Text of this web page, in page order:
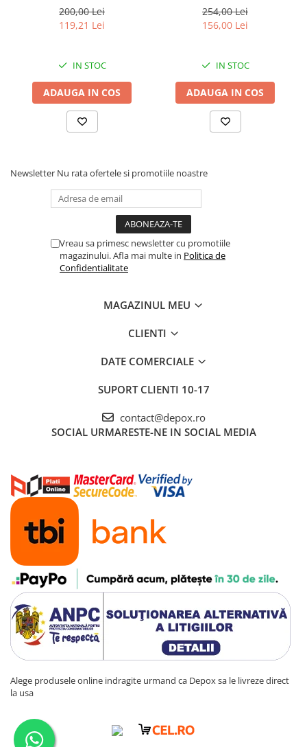
cauciucat, 33.5 cm
200,00 Lei
119,21 Lei
IN STOC
ADAUGA IN COS
inclusa
254,00 Lei
156,00 Lei
IN STOC
ADAUGA IN COS
Newsletter Nu rata ofertele si promotiile noastre
Vreau sa primesc newsletter cu promotiile
magazinului. Afla mai multe in Politica de
Confidentialitate
MAGAZINUL MEU
CLIENTI
DATE COMERCIALE
SUPORT CLIENTI 10-17
contact@depox.ro
SOCIAL URMARESTE-NE IN SOCIAL MEDIA
Alege produsele online indragite urmand ca Depox sa le livreze direct
la usa